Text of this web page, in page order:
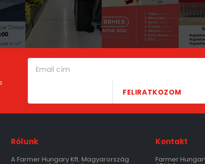
FELIRATKOZOM
Rólunk
A Farmer Hungary Kft. Magyarország
Kontakt
Farmer